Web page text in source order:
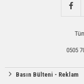
0505
Basın Bülteni - Reklam